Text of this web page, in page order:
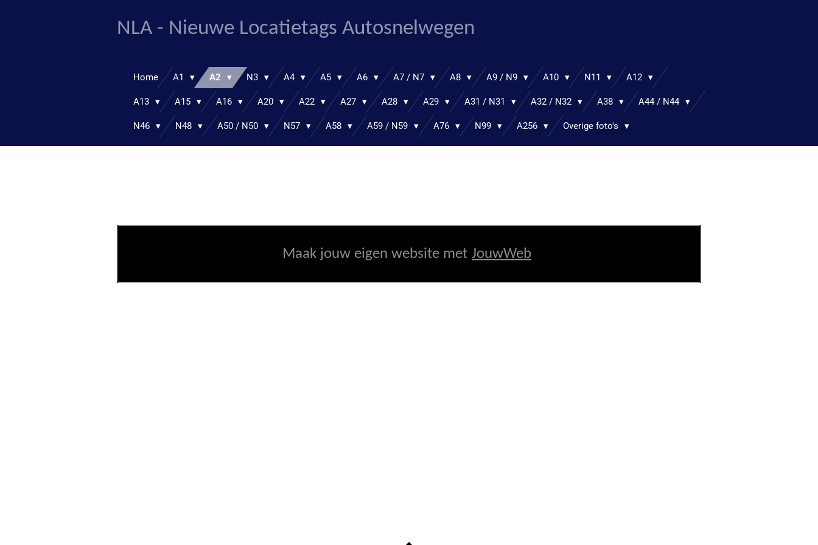
NLA - Nieuwe Locatietags Autosnelwegen
Home A1 A2 N3 A4 A5 A6 A7 / N7 A8 A9 / N9 A10 N11 A12
A13 A15 A16 A20 A22 A27 A28 A29 A31 / N31 A32 / N32 A38 A44 / N44
N46 N48 A50 / N50 N57 A58 A59 / N59 A76 N99 A256 Overige foto's
Maak jouw eigen website met JouwWeb